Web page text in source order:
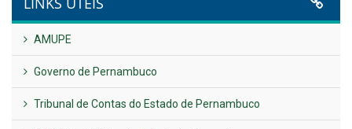
AMUPE
Governo de Pernambuco
Tribunal de Contas do Estado de Pernambuco